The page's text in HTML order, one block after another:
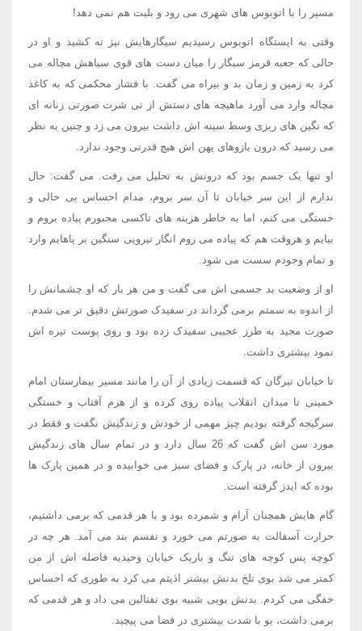
مسیر را با اتوبوس های شهری می رود و بلیت هم نمی دهد!
وقتی به ایستگاه اتوبوس رسیدیم سیگارهایش نیز ته کشید و او در
حالی که جعبه قرمز سیگار را میان دست های قوی سیاهش مچاله می
کرد به زمین و زمان بد و بیراه می گفت. با فشار محکمی که به کاغذ
مچاله وارد می آورد ماهیچه های دستش از تی شرت صورتی زنانه ای
که نگین های ریزی وسط سینه اش داشت بیرون می زد و چنین به نظر
می رسید که درون بازوهای پهن اش هیچ قدرتی وجود ندارد.
او تنها یک جسم بود که درونش به تحلیل می رفت. می گفت: حال
ندارم از این سر خیابان تا آن سر بروم، مدام احساس بی حالی و
خستگی می کنم، اما به خاطر هزینه های تاکسی مجبورم پیاده بروم و
بیایم و هروقت هم که پیاده می روم انگار نیرویی سنگین بر پاهایم وارد
و تمام وجودم سست می شود.
او از وضعیت بد جسمی اش می گفت و من هر بار که او چشمانش را
از اندوه به سمتم برمی گرداند در سفیدک صورتش دقیق تر می شدم.
صورت مجید به طرز عجیبی سفیدک زده بود و روی پوست تیره اش
نمود بیشتری داشت.
تا خیابان تیرگان که قسمت زیادی از آن را مانند مسیر بیمارستان امام
خمینی تا میدان انقلاب پیاده روی کرده و از هرم آفتاب و خستگی
سرگیجه گرفته بودیم چیز مهمی از خودش و زندگیش نگفت و فقط در
مورد سن اش گفت که 26 سال دارد و در تمام سال های زندگیش
بیرون از خانه، در پارک و فضای سبز می خوابیده و در همین پارک ها
بوده که ایدز گرفته است.
گام هایش همچنان آرام و شمرده بود و با هر قدمی که برمی داشتیم،
حرارت آسفالت به صورتم می خورد و نفسم بند می آمد. هر چه در
کوچه پس کوچه های تنگ و باریک خیابان وحیدیه فاصله اش از من
کمتر می شد بوی تلخ بدنش بیشتر اذیتم می کرد به طوری که احساس
خفگی می کردم. بدنش بویی شبیه بوی نفتالین می داد و هر قدمی که
برمی داشت، بو با شدت بیشتری در فضا می پیچید.